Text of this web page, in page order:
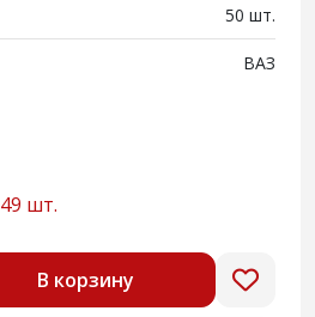
50 шт.
ВАЗ
49 шт.
В корзину